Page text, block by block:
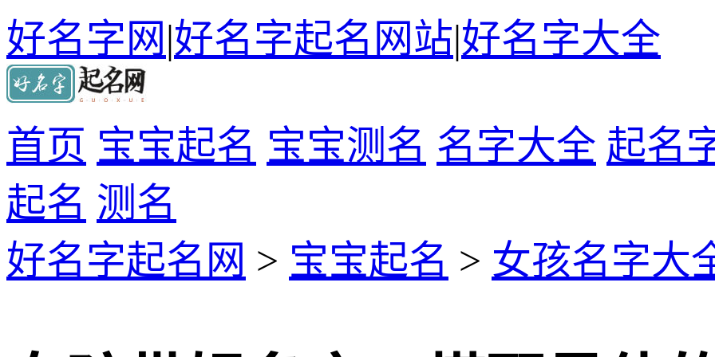
好名字网|好名字起名网站|好名字大全
首页 宝宝起名 宝宝测名 名字大全 起名
起名 测名
好名字起名网 > 宝宝起名 > 女孩名字大